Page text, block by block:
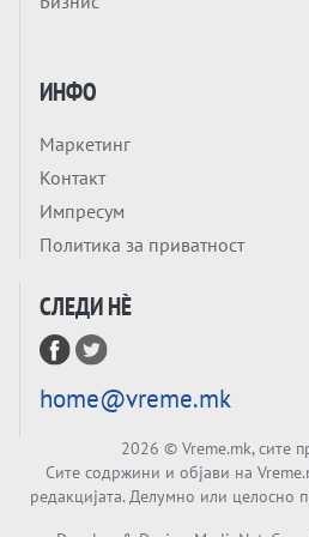
со отпор, а
Брисел ги
МЕХАНИЗМИ
Вечер Анализа
ИНФО
Маркетинг
Контакт
Импресум
Политика за приватност
СЛЕДИ НÈ
home@vreme.mk
2026 © Vreme.mk, сите
Сите содржини и објави на
редакцијата. Делумно или целосно